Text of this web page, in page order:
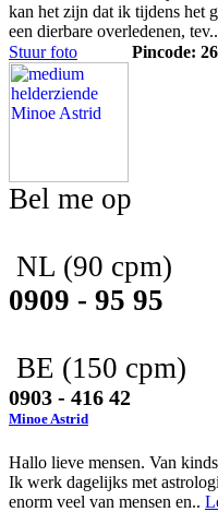
kan het zijn dat ik tijdens het
een dierbare overledenen, tev..
Stuur foto
Pincode:
Bel me op
NL (90 cpm)
0909 - 95 95
BE (150 cpm)
0903 - 416 42
Minoe Astrid
Hallo lieve mensen. Van
Ik werk dagelijks met
enorm veel van mensen en..